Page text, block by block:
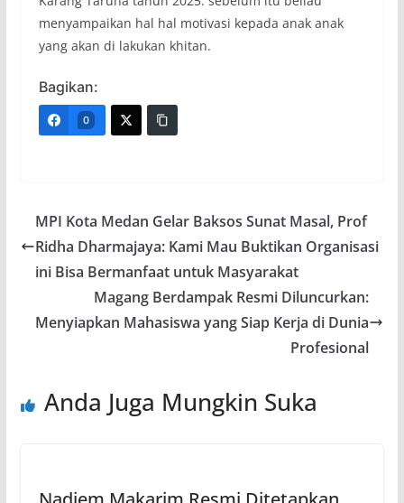
menyampaikan hal hal motivasi kepada anak anak
yang akan di lakukan khitan.
Bagikan:
0
MPI Kota Medan Gelar Baksos Sunat Masal, Prof
Ridha Dharmajaya: Kami Mau Buktikan Organisasi
ini Bisa Bermanfaat untuk Masyarakat
Magang Berdampak Resmi Diluncurkan:
Menyiapkan Mahasiswa yang Siap Kerja di Dunia
Profesional
Anda Juga Mungkin Suka